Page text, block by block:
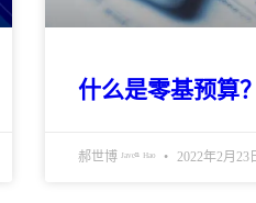
什么是零基预算？
郝世博 ᴶᵃᵛᵉⁿ ᴴᵃᵒ 2022年2月23